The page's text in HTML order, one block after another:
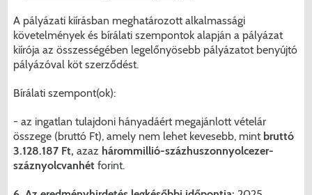
A pályázati kiírásban meghatározott alkalmassági
követelmények és bírálati szempontok alapján a pályázat
kiírója az összességében legelőnyösebb pályázatot benyújtó
pályázóval köt szerződést.
Bírálati szempont(ok):
- az ingatlan tulajdoni hányadáért megajánlott vételár
összege (bruttó Ft), amely nem lehet kevesebb, mint bruttó
3.128.187 Ft,azaz hárommillió-százhuszonnyolcezer-
száznyolcvanhétforint.